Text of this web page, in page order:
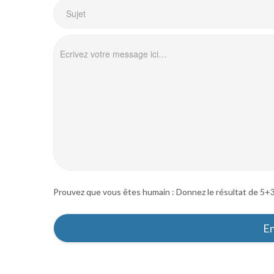
Prouvez que vous êtes humain : Donnez le résultat de